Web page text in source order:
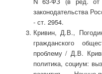
законодательства
- ст. 2954.
Кривин, Д.В.,
гражданского
проблему / Д.В.
политика, социум: